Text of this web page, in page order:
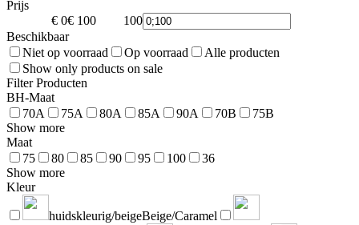
Prijs
€ 0€ 100 0
100
Beschikbaar
Niet op voorraad
Op voorraad
Alle producten
Show only products on sale
Filter Producten
BH-Maat
70A
75A 80A 85A 90A 70B
75B
Show more
Maat
75
80 85 90 95 100
36
Show more
Kleur
huidskleurig/beigeBeige/Caramel